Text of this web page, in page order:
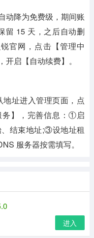
动降为免费级，期间账
留 15 天，之后自动删
官网，点击【管理中
启【自动续费】。
址进入管理页面，点
务】，完善信息：①启
结束地址;③设地址租
服务器按需填写。
进入